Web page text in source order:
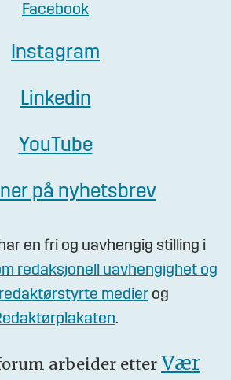
Facebook
Instagram
Linkedin
YouTube
på nyhetsbrev
en fri og uavhengig stilling i
redaksjonell uavhengighet og
medier og
.
arbeider etter Vær